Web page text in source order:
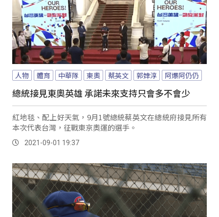
人物 體育 中華隊 東奧 蔡英文 郭婞淳 阿爆阿仍仍
總統接見東奧英雄 承諾未來支持只會多不會少
紅地毯、配上好天氣，9月1號總統蔡英文在總統府接見所有
本次代表台灣，征戰東京奧運的選手。
2021-09-01 19:37